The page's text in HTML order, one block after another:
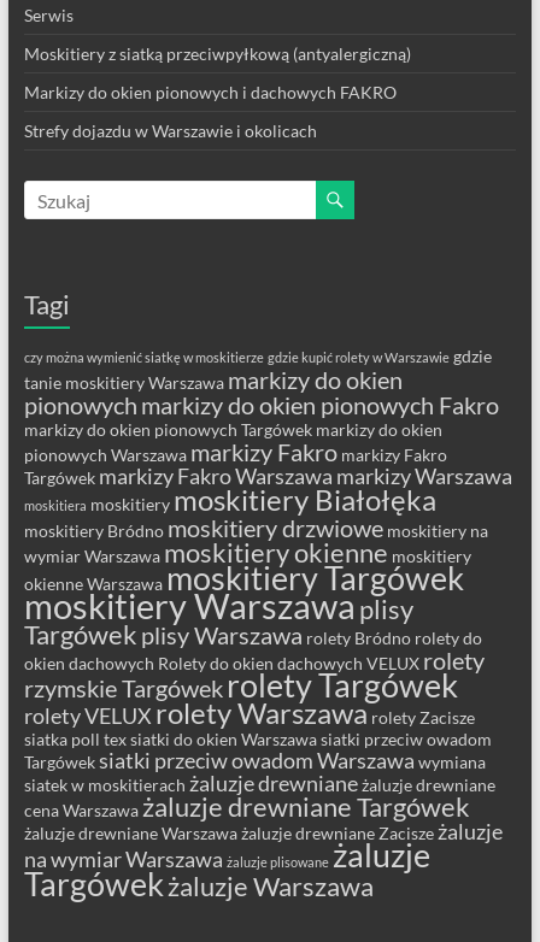
Serwis
Moskitiery z siatką przeciwpyłkową (antyalergiczną)
Markizy do okien pionowych i dachowych FAKRO
Strefy dojazdu w Warszawie i okolicach
Tagi
czy można wymienić siatkę w moskitierze gdzie kupić rolety w Warszawie gdzie
tanie moskitiery Warszawa markizy do okien
pionowych markizy do okien pionowych Fakro
markizy do okien pionowych Targówek markizy do okien
pionowych Warszawa markizy Fakro markizy Fakro
Targówek markizy Fakro Warszawa markizy Warszawa
moskitiera moskitiery moskitiery Białołęka
moskitiery Bródno moskitiery drzwiowe moskitiery na
wymiar Warszawa moskitiery okienne moskitiery
okienne Warszawa moskitiery Targówek
moskitiery Warszawa plisy
Targówek plisy Warszawa rolety Bródno rolety do
okien dachowych Rolety do okien dachowych VELUX rolety
rzymskie Targówek rolety Targówek
rolety VELUX rolety Warszawa rolety Zacisze
siatka poll texsiatki do okien Warszawasiatki przeciw owadom
Targóweksiatki przeciw owadom Warszawa wymiana
siatek w moskitierach żaluzje drewnianeżaluzje drewniane
cena Warszawa żaluzje drewniane Targówek
żaluzje drewniane Warszaważaluzje drewniane Zacisze żaluzje
na wymiar Warszawa żaluzje plisowane żaluzje
Targówekżaluzje Warszawa